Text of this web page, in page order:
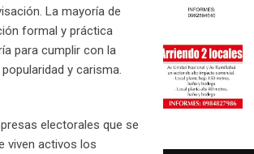
La mayoría de
formal y práctica
para cumplir con la
y carisma.
electorales que se
viven activos los